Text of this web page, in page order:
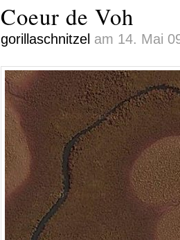
Coeur de Voh
gorillaschnitzel am 14. Mai